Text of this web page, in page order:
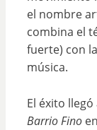
el nombre
combina el
fuerte) con
música.
El éxito
Barrio Fino